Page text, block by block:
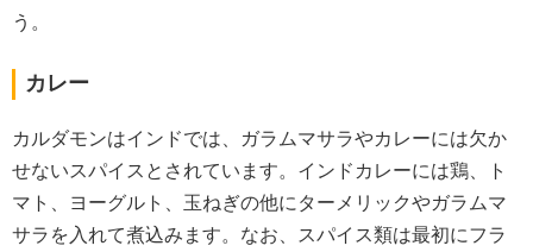
う。
カレー
カルダモンはインドでは、ガラムマサラやカレーには欠か
せないスパイスとされています。インドカレーには鶏、ト
マト、ヨーグルト、玉ねぎの他にターメリックやガラムマ
サラを入れて煮込みます。なお、スパイス類は最初にフラ